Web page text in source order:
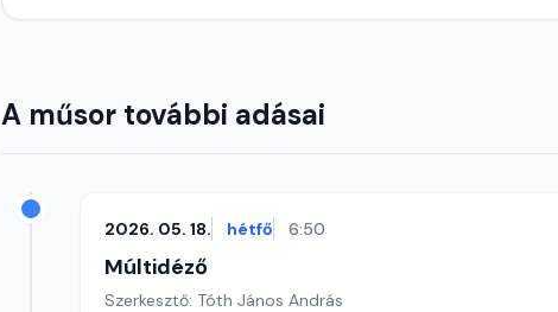
A műsor további adásai
2026. 05. 18. hétfő 6:50
Múltidéző
Szerkesztő: Tóth János András